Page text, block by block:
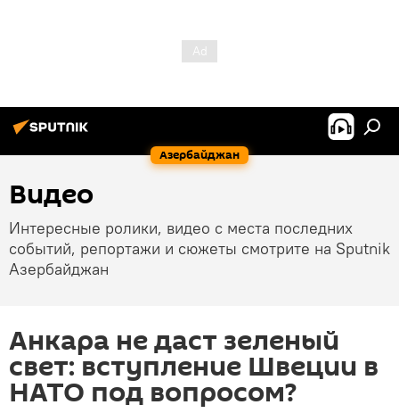
Азербайджан
Видео
Интересные ролики, видео с места последних
событий, репортажи и сюжеты смотрите на Sputnik
Азербайджан
Анкара не даст зеленый
свет: вступление Швеции в
НАТО под вопросом?